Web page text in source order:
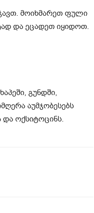
მოიხმარეთ ფული
და ეცადეთ იყიდოთ.
გუნდში,
აუმჯობესებს
და ოქსიტოცინს.